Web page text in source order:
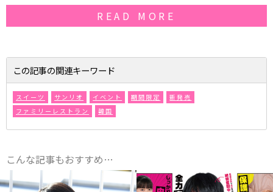
READ MORE
この記事の関連キーワード
スイーツ サンリオ イベント 期間限定
新発売
ファミリーレストラン
韓国
こんな記事もおすすめ…